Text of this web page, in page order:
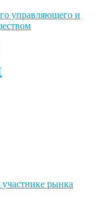
управляющего и
рынка